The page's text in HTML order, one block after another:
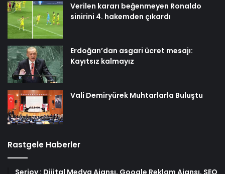
Verilen kararı beğenmeyen Ronaldo
sinirini 4. hakemden çıkardı
Erdoğan’dan asgari ücret mesajı:
Kayıtsız kalmayız
Vali Demiryürek Muhtarlarla Buluştu
Rastgele Haberler